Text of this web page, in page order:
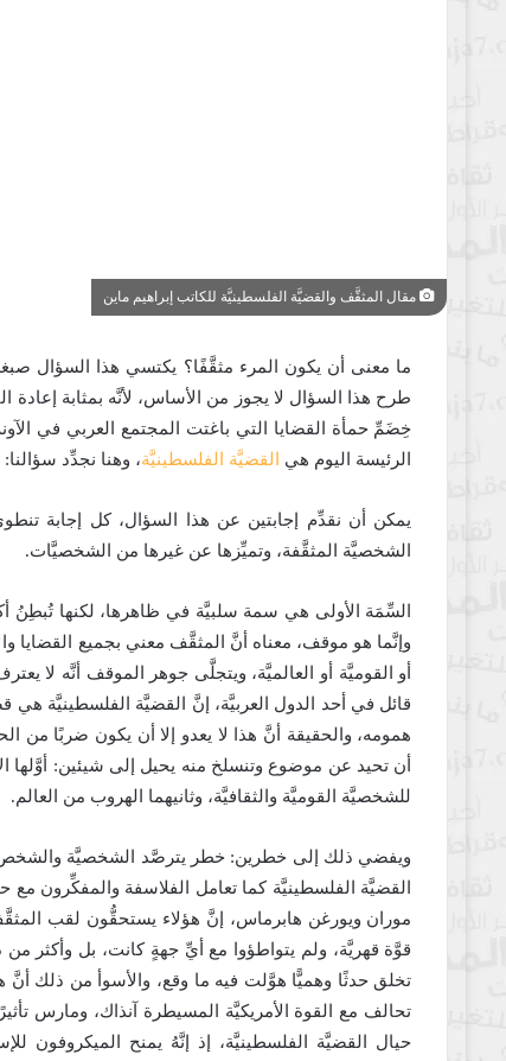
مقال المثقَّف والقضيَّة الفلسطينيَّة للكاتب إبراهيم ماين
ما معنى أن يكون المرء مثقَّفًا؟ يكتسي هذا السؤال صبغة
طرح هذا السؤال لا يجوز من الأساس، لأنَّه بمثابة
خِضَمِّ حمأة القضايا التي باغتت المجتمع العربي في
الرئيسة اليوم هي القضيَّة الفلسطينيَّة، وهنا نجدِّد
يمكن أن نقدِّم إجابتين عن هذا السؤال، كل إجابة
الشخصيَّة المثقَّفة، وتميِّزها عن غيرها من الشخصيَّات.
السِّمَة الأولى هي سمة سلبيَّة في ظاهرها، لكنها تُبطِنُ
وإنَّما هو موقف، معناه أنَّ المثقَّف معني بجميع القضايا
أو القوميَّة أو العالميَّة، ويتجلَّى جوهر الموقف أنَّه لا
قائل في أحد الدول العربيَّة، إنَّ القضيَّة الفلسطينيَّة
همومه، والحقيقة أنَّ هذا لا يعدو إلا أن يكون ضربًا من
أن تحيد عن موضوع وتنسلخ منه يحيل إلى شيئين: أوَّلها
للشخصيَّة القوميَّة والثقافيَّة، وثانيهما الهروب من العالم.
ويفضي ذلك إلى خطرين: خطر يترصَّد الشخصيَّة والشخص،
موران ويورغن هابرماس، إنَّ هؤلاء يستحقُّون لقب
قوَّة قهريَّة، ولم يتواطؤوا مع أيِّ جهةٍ كانت، بل وأكثر
تخلق حدثًا وهميًّا هوَّلت فيه ما وقع، والأسوأ من ذلك أنَّ
تحالف مع القوة الأمريكيَّة المسيطرة آنذاك، ومارس
حيال القضيَّة الفلسطينيَّة، إذ إنَّهُ يمنح الميكروفون